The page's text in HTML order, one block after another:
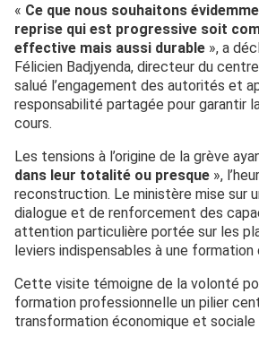
« Ce que nous souhaitons
reprise qui est progressive soit
effective mais aussi durable », a
Félicien Badjyenda, directeur du
salué l’engagement des autorités et
responsabilité partagée pour garantir
cours.
Les tensions à l’origine de la grève
dans leur totalité ou presque »,
reconstruction. Le ministère mise sur
dialogue et de renforcement des
attention particulière portée sur les
leviers indispensables à une formation
Cette visite témoigne de la volonté
formation professionnelle un pilier
transformation économique et sociale